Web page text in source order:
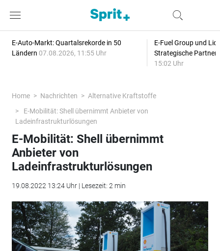
E-Auto-Markt: Quartalsrekorde in 50
Ländern 07.08.2026, 11:55 Uhr
E-Fuel Group und
Strategische
15:02 Uhr
Home Nachrichten
Alternative Kraftstoffe
E-Mobilität: Shell übernimmt Anbieter von
Ladeinfrastrukturlösungen
E-Mobilität: Shell übernimmt
Anbieter von
Ladeinfrastrukturlösungen
19.08.2022 13:24 Uhr | Lesezeit: 2 min